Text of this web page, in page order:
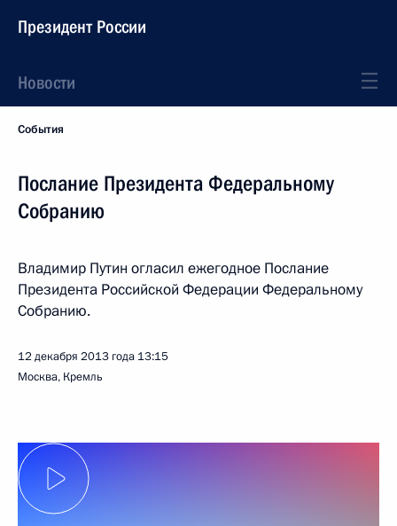
Президент России
Новости
События
Послание Президента Федеральному
Собранию
Владимир Путин огласил ежегодное Послание
Президента Российской Федерации Федеральному
Собранию.
12 декабря 2013 года 13:15
Москва, Кремль